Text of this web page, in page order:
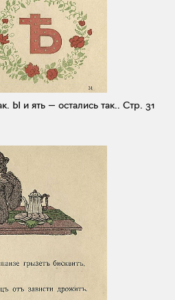
Ы и ять — остались так.. Стр. 31